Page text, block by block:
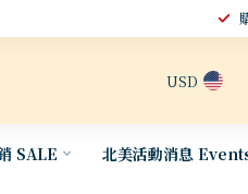
USD
SALE 北美活動消息